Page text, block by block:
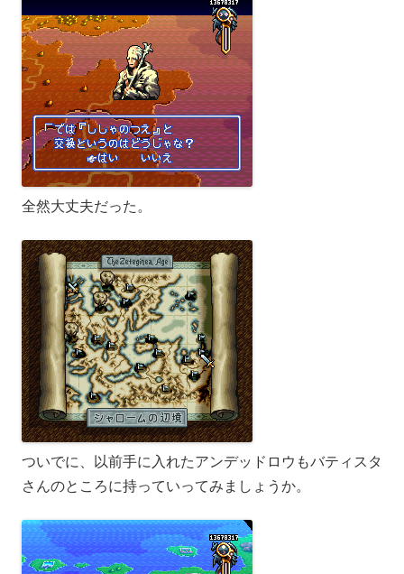
全然大丈夫だった。
ついでに、以前手に入れたアンデッドロウもバティスタ
さんのところに持っていってみましょうか。